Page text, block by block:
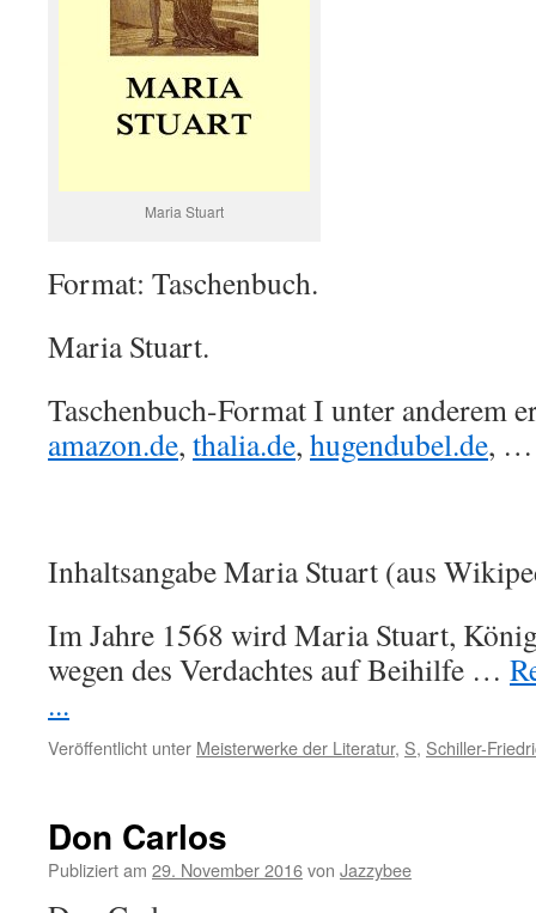
Maria Stuart
Format: Taschenbuch.
Maria Stuart.
Taschenbuch-Format I unter anderem
amazon.de, thalia.de, hugendubel.de, …
Inhaltsangabe Maria Stuart (aus
Im Jahre 1568 wird Maria Stuart,
wegen des Verdachtes auf Beihilfe …
...
Veröffentlicht unter Meisterwerke der Literatur, S, Schiller-
Don Carlos
Publiziert am 29. November 2016von Jazzybee